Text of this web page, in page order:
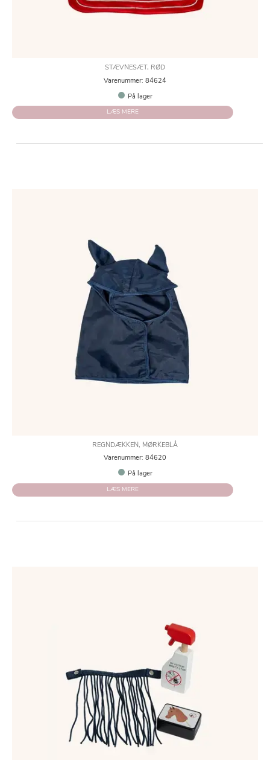
STÆVNESÆT, RØD
Varenummer: 84624
På lager
LÆS MERE
REGNDÆKKEN, MØRKEBLÅ
Varenummer: 84620
På lager
LÆS MERE